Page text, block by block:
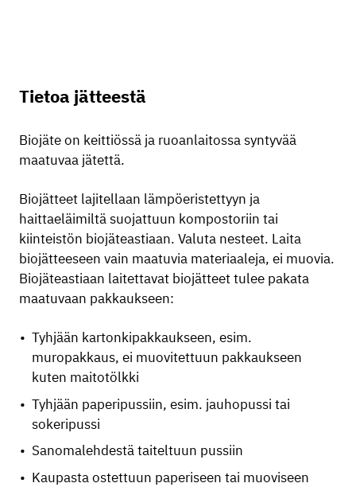
Tietoa jätteestä
Biojäte on keittiössä ja ruoanlaitossa syntyvää
maatuvaa jätettä.
Biojätteet lajitellaan lämpöeristettyyn ja
haittaeläimiltä suojattuun kompostoriin tai
kiinteistön biojäteastiaan. Valuta nesteet. Laita
biojätteeseen vain maatuvia materiaaleja, ei muovia.
Biojäteastiaan laitettavat biojätteet tulee pakata
maatuvaan pakkaukseen:
Tyhjään kartonkipakkaukseen, esim.
muropakkaus, ei muovitettuun pakkaukseen
kuten maitotölkki
Tyhjään paperipussiin, esim. jauhopussi tai
sokeripussi
Sanomalehdestä taiteltuun pussiin
Kaupasta ostettuun paperiseen tai muoviseen